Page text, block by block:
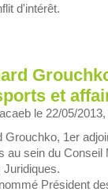
d'intérêt.
et
le 22/05/2013,
Grouchko, 1er
au sein du Conseil
Juridiques.
Président